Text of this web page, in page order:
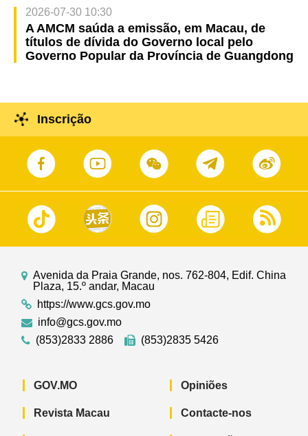
2026-07-30 10:30
A AMCM saúda a emissão, em Macau, de
títulos de dívida do Governo local pelo
Governo Popular da Província de Guangdong
Inscrição
Avenida da Praia Grande, nos. 762-804, Edif. China
Plaza, 15.º andar, Macau
https://www.gcs.gov.mo
info@gcs.gov.mo
(853)2833 2886
(853)2835 5426
GOV.MO
Revista Macau
Opiniões
Contacte-nos